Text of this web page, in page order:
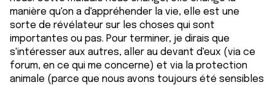
manière qu'on a d'appréhender la vie, elle est une
sorte de révélateur sur les choses qui sont
importantes ou pas. Pour terminer, je dirais que
s'intéresser aux autres, aller au devant d'eux (via ce
forum, en ce qui me concerne) et via la protection
animale (parce que nous avons toujours été sensibles